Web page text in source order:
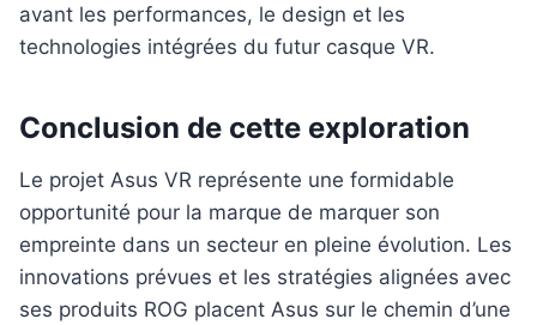
avant les performances, le design et les
technologies intégrées du futur casque VR.
Conclusion de cette exploration
Le projet Asus VR représente une formidable
opportunité pour la marque de marquer son
empreinte dans un secteur en pleine évolution. Les
innovations prévues et les stratégies alignées avec
ses produits ROG placent Asus sur le chemin d’une